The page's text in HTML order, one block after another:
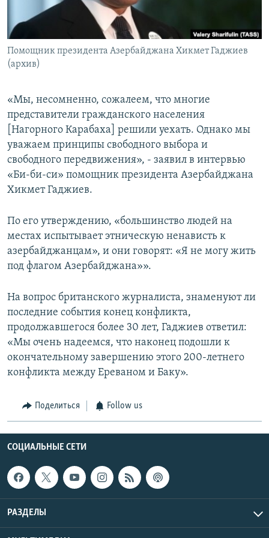
Հայերեն
English
Русский
Все сайты Радио Азатутюн
Помощник президента Азербайджана Хикмет Гаджиев
(архив)
«Мы, несомненно, сожалеем, что многие
представители гражданского населения
[Нагорного Карабаха] решили уехать. Однако мы
уважаем принципы свободного выбора и
свободного передвижения», - заявил в интервью
«Би-би-си» помощник президента Азербайджана
Хикмет Гаджиев.
По его утверждению, «большинство людей на
местах испытывает этническую ненависть к
азербайджанцам», и они говорят: «Я не могу жить
под флагом Азербайджана»».
На вопрос британского журналиста, знаменуют ли
последние события конец конфликта,
продолжавшегося более 30 лет, Гаджиев ответил:
«Мы очень надеемся, что наконец подошли к
окончательному завершению этого 200-летнего
конфликта между Ереваном и Баку».
Поделиться Follow us
СОЦИАЛЬНЫЕ СЕТИ
РАЗДЕЛЫ